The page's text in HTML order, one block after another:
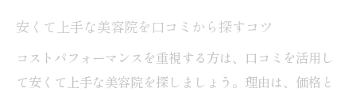
安くて上手な美容院を口コミから探すコツ
コストパフォーマンスを重視する方は、口コミを活用し
て安くて上手な美容院を探しましょう。理由は、価格と